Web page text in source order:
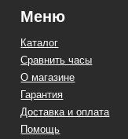
Меню
Каталог
Сравнить часы
О магазине
Гарантия
Доставка и оплата
Помощь